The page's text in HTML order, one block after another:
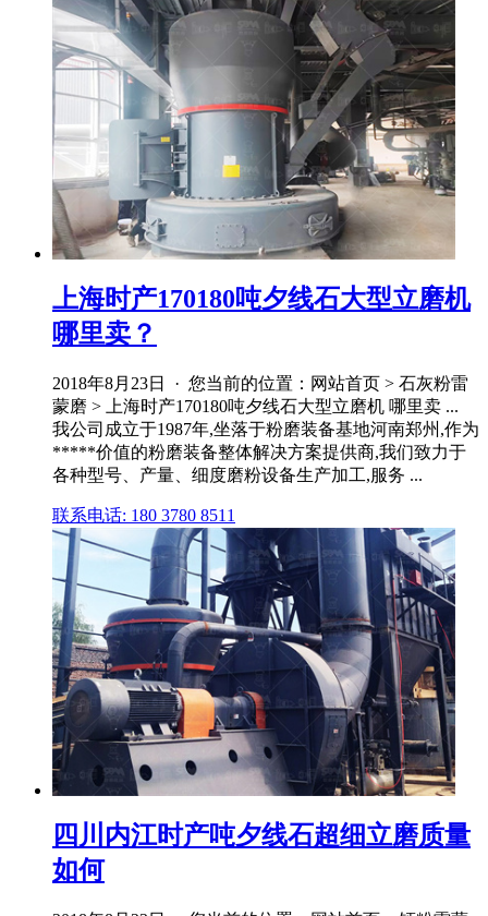
上海时产170180吨夕线石大型立磨机
哪里卖？
2018年8月23日 · 您当前的位置：网站首页 > 石灰粉雷
蒙磨 > 上海时产170180吨夕线石大型立磨机 哪里卖 ...
我公司成立于1987年,坐落于粉磨装备基地河南郑州,作为
*****价值的粉磨装备整体解决方案提供商,我们致力于
各种型号、产量、细度磨粉设备生产加工,服务 ...
联系电话: 180 3780 8511
四川内江时产吨夕线石超细立磨质量
如何